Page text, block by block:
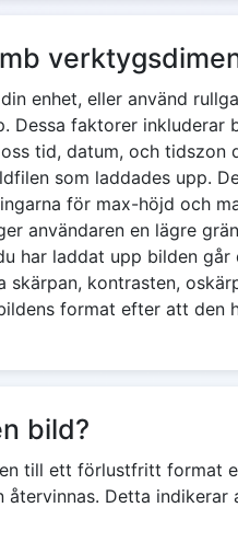
enhet, eller använd
Dessa faktorer
tid, datum, och
som laddades upp.
för max-höjd och
användaren en lägre
har laddat upp bilden
kontrasten,
format efter att den
bild?
till ett förlustfritt format
Detta